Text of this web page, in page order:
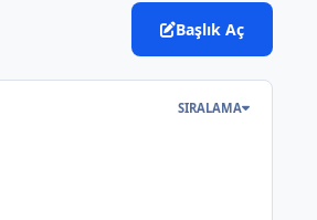
Başlık Aç
SIRALAMA